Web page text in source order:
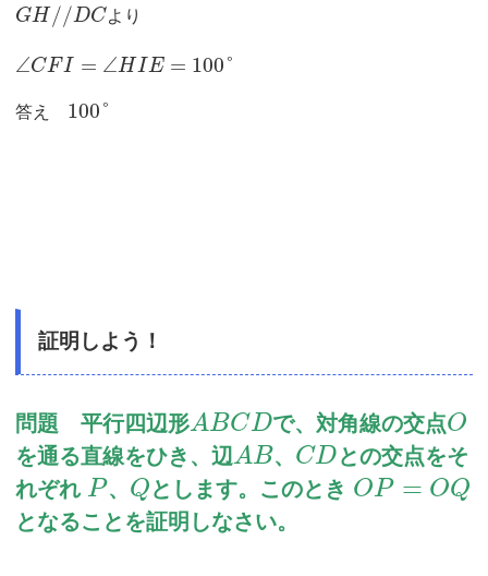
GH//DC より
∠CF I = ∠H I E = 100°
答え 100°
証明しよう！
問題 平行四辺形ABCDで、対角線の交点O
を通る直線をひき、辺AB、 CDとの交点をそ
れぞれ P 、 Qとします。このとき OP = OQ
となることを証明しなさい。